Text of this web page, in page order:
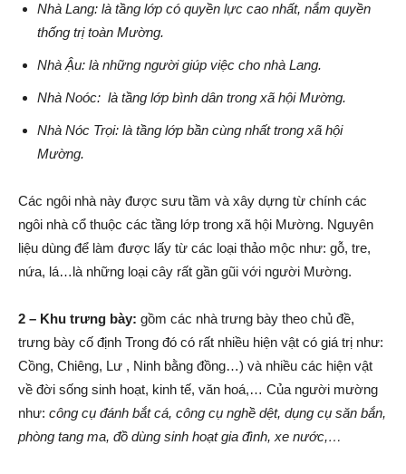
Nhà Lang: là tầng lớp có quyền lực cao nhất, nắm quyền
thống trị toàn Mường.
Nhà Ậu: là những người giúp việc cho nhà Lang.
Nhà Noóc: là tầng lớp bình dân trong xã hội Mường.
Nhà Nóc Trọi: là tầng lớp bần cùng nhất trong xã hội
Mường.
Các ngôi nhà này được sưu tầm và xây dựng từ chính các
ngôi nhà cổ thuộc các tầng lớp trong xã hội Mường. Nguyên
liệu dùng để làm được lấy từ các loại thảo mộc như: gỗ, tre,
nứa, lá…là những loại cây rất gần gũi với người Mường.
2 – Khu trưng bày: gồm các nhà trưng bày theo chủ đề,
trưng bày cố định Trong đó có rất nhiều hiện vật có giá trị như:
Cồng, Chiêng, Lư , Ninh bằng đồng…) và nhiều các hiện vật
về đời sống sinh hoạt, kinh tế, văn hoá,… Của người mường
như: công cụ đánh bắt cá, công cụ nghề dệt, dụng cụ săn bắn,
phòng tang ma, đồ dùng sinh hoạt gia đình, xe nước,…